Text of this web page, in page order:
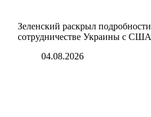
Зеленский раскрыл
сотрудничестве Украины с США
04.08.2026